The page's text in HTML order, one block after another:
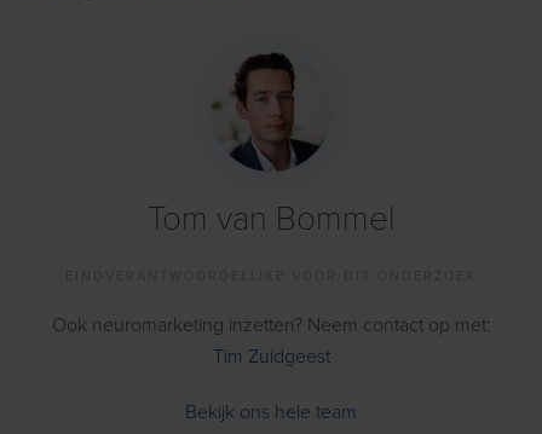
Tom van Bommel
Ook neuromarketing inzetten? Neem contact op met:
Tim Zuidgeest
Bekijk ons hele team